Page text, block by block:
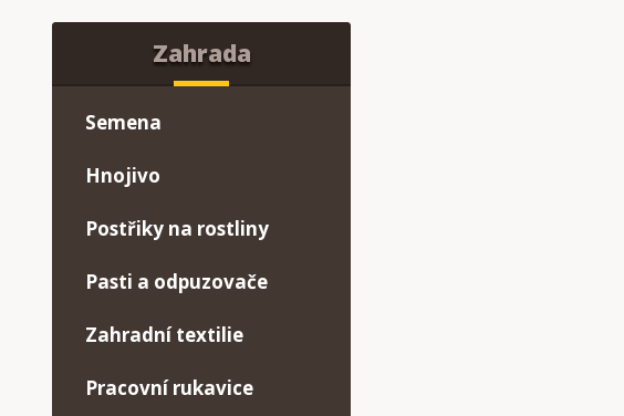
Zahrada
Semena
Hnojivo
Postřiky na rostliny
Pasti a odpuzovače
Zahradní textilie
Pracovní rukavice